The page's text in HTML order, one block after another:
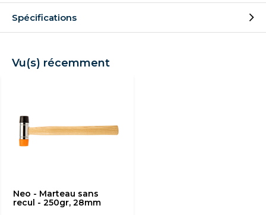
Spécifications
Vu(s) récemment
Neo - Marteau sans
recul - 250gr, 28mm